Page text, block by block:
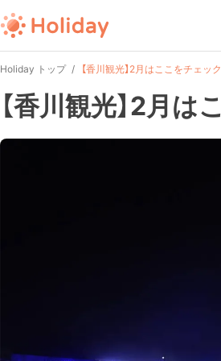
Holiday トップ 【香川観光】2月はここをチェック
【香川観光】2月は